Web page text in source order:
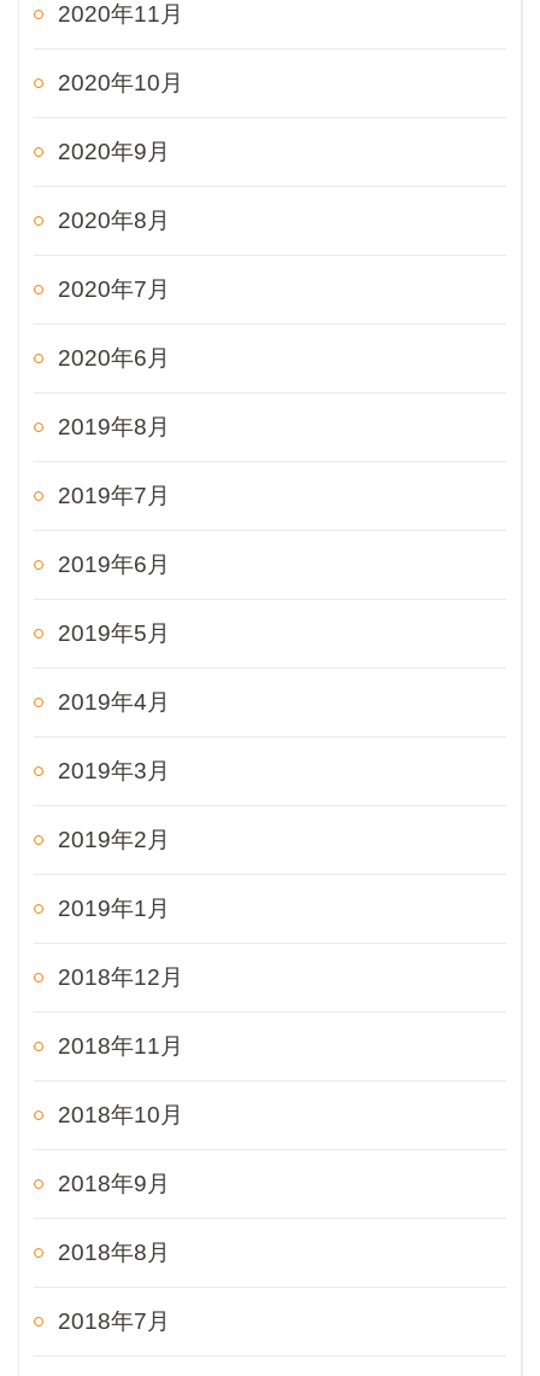
2020年11月
2020年10月
2020年9月
2020年8月
2020年7月
2020年6月
2019年8月
2019年7月
2019年6月
2019年5月
2019年4月
2019年3月
2019年2月
2019年1月
2018年12月
2018年11月
2018年10月
2018年9月
2018年8月
2018年7月